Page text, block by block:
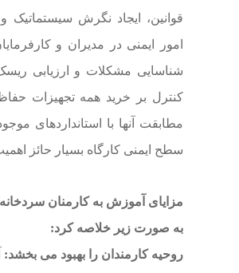
قوانین، ایجاد نگرش سیستماتیک
امور ایمنی در مدیران و
شناسایی مشکلات و ارزیابی
کنترل بر خرید همه تجهیزات
مطابقت آنها با استانداردهای
سطح ایمنی کارگاه بسیار حائز
مزایای آموزش به کارمنان
به صورت زیر خلاصه کرد:
روحیه کارمندان را بهبود می بخشد: